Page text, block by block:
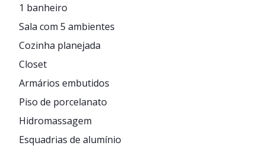
1 banheiro
Sala com 5 ambientes
Cozinha planejada
Closet
Armários embutidos
Piso de porcelanato
Hidromassagem
Esquadrias de alumínio